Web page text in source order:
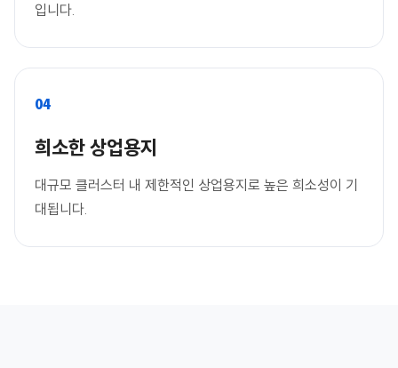
입니다.
04
희소한 상업용지
대규모 클러스터 내 제한적인 상업용지로 높은 희소성이 기
대됩니다.